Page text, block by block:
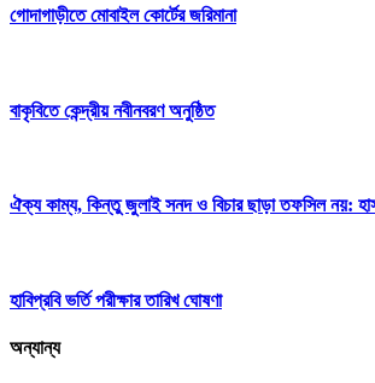
গোদাগাড়ীতে মোবাইল কোর্টের জরিমানা
বাকৃবিতে কেন্দ্রীয় নবীনবরণ অনুষ্ঠিত
ঐক্য কাম্য, কিন্তু জুলাই সনদ ও বিচার ছাড়া তফসিল নয়:
হাবিপ্রবি ভর্তি পরীক্ষার তারিখ ঘোষণা
অন্যান্য